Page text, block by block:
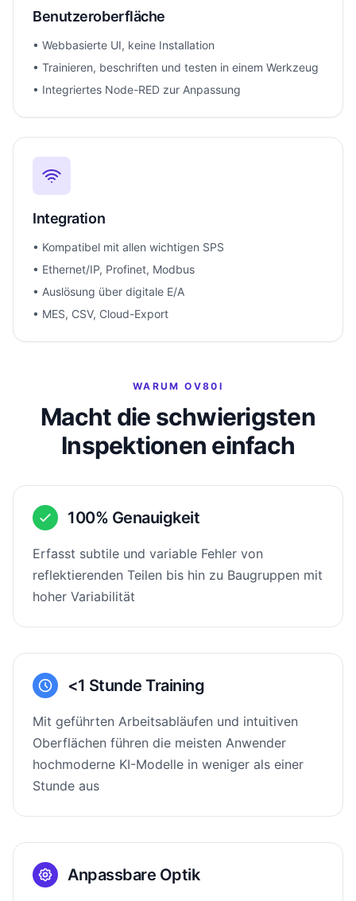
Benutzeroberfläche
• Webbasierte UI, keine Installation
• Trainieren, beschriften und testen in einem Werkzeug
• Integriertes Node-RED zur Anpassung
Integration
• Kompatibel mit allen wichtigen SPS
• Ethernet/IP, Profinet, Modbus
• Auslösung über digitale E/A
• MES, CSV, Cloud-Export
WARUM OV80I
Macht die schwierigsten
Inspektionen einfach
100% Genauigkeit
Erfasst subtile und variable Fehler von
reflektierenden Teilen bis hin zu Baugruppen mit
hoher Variabilität
<1 Stunde Training
Mit geführten Arbeitsabläufen und intuitiven
Oberflächen führen die meisten Anwender
hochmoderne KI-Modelle in weniger als einer
Stunde aus
Anpassbare Optik